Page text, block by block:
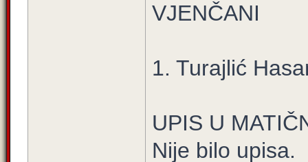
VJENČANI
1. Turajlić
UPIS U
Nije bilo upisa.